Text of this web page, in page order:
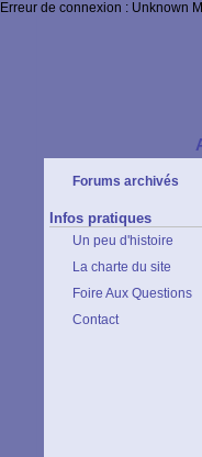
Erreur de connexion : Unknown
Forums archivés
Infos pratiques
Un peu d'histoire
La charte du site
Foire Aux Questions
Contact